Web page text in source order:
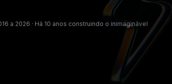
a 2026 · Há 10 anos construindo o inimaginável